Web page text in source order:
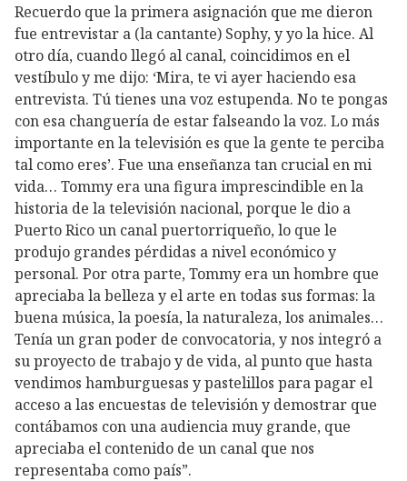
Recuerdo que la primera asignación que me dieron
fue entrevistar a (la cantante) Sophy, y yo la hice. Al
otro día, cuando llegó al canal, coincidimos en el
vestíbulo y me dijo: ‘Mira, te vi ayer haciendo esa
entrevista. Tú tienes una voz estupenda. No te pongas
con esa changuería de estar falseando la voz. Lo más
importante en la televisión es que la gente te perciba
tal como eres’. Fue una enseñanza tan crucial en mi
vida… Tommy era una figura imprescindible en la
historia de la televisión nacional, porque le dio a
Puerto Rico un canal puertorriqueño, lo que le
produjo grandes pérdidas a nivel económico y
personal. Por otra parte, Tommy era un hombre que
apreciaba la belleza y el arte en todas sus formas: la
buena música, la poesía, la naturaleza, los animales…
Tenía un gran poder de convocatoria, y nos integró a
su proyecto de trabajo y de vida, al punto que hasta
vendimos hamburguesas y pastelillos para pagar el
acceso a las encuestas de televisión y demostrar que
contábamos con una audiencia muy grande, que
apreciaba el contenido de un canal que nos
representaba como país”.